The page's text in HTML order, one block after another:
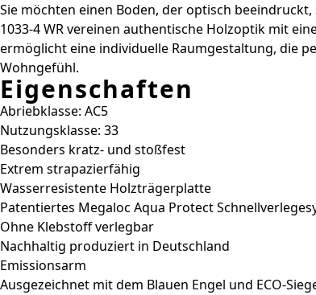
Sie möchten einen Boden, der optisch
1033-4 WR vereinen authentische Holzoptik mit
ermöglicht eine individuelle Raumgestaltung, die
Wohngefühl.
Eigenschaften
Abriebklasse: AC5
Nutzungsklasse: 33
Besonders kratz- und stoßfest
Extrem strapazierfähig
Wasserresistente Holzträgerplatte
Patentiertes Megaloc Aqua Protect
Ohne Klebstoff verlegbar
Nachhaltig produziert in Deutschland
Emissionsarm
Ausgezeichnet mit dem Blauen Engel und ECO-